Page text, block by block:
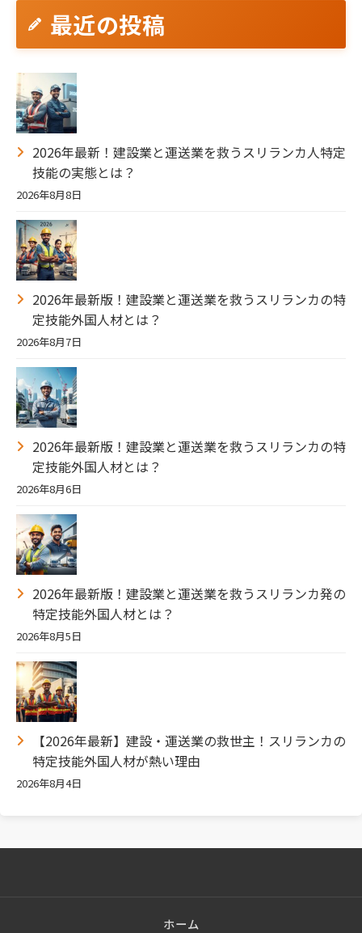
最近の投稿
2026年最新！建設業と運送業を救うスリランカ人特定
技能の実態とは？
2026年8月8日
2026年最新版！建設業と運送業を救うスリランカの特
定技能外国人材とは？
2026年8月7日
2026年最新版！建設業と運送業を救うスリランカの特
定技能外国人材とは？
2026年8月6日
2026年最新版！建設業と運送業を救うスリランカ発の
特定技能外国人材とは？
2026年8月5日
【2026年最新】建設・運送業の救世主！スリランカの
特定技能外国人材が熱い理由
2026年8月4日
ホーム